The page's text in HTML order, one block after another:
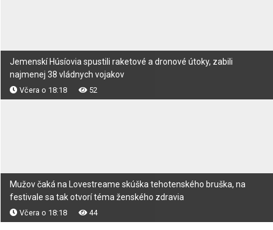
Jemenskí Húsíovia spustili raketové a dronové útoky, zabili
najmenej 38 vládnych vojakov
Včera o 18:18 52
Mužov čaká na Lovestreame skúška tehotenského bruška, na
festivale sa tak otvorí téma ženského zdravia
Včera o 18:18 44